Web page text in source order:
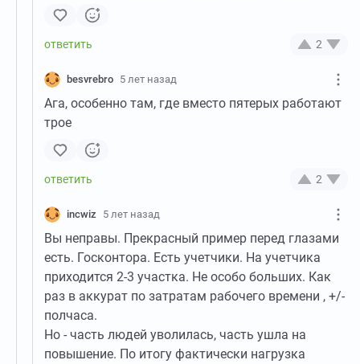
2
besvrebro 5 лет назад
Ага, особенно там, где вместо пятерых работают
трое
2
incwiz 5 лет назад
Вы неправы. Прекрасный пример перед глазами
есть. Госконтора. Есть учетчики. На учетчика
приходится 2-3 участка. Не особо больших. Как
раз в аккурат по затратам рабочего времени , +/-
полчаса.
Но - часть людей уволилась, часть ушла на
повышение. По итогу фактически нагрузка